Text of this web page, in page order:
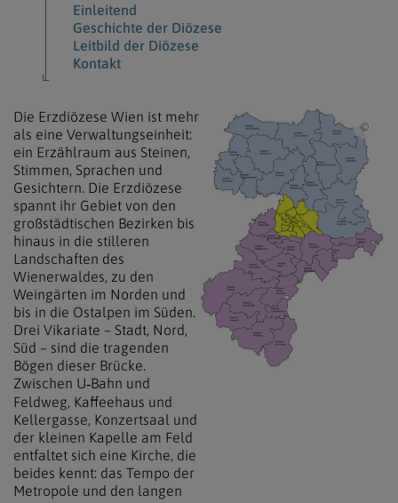
Einleitend
Geschichte der Diözese
Leitbild der Diözese
Kontakt
Die Erzdiözese Wien ist mehr
als eine Verwaltungseinheit:
ein Erzählraum aus Steinen,
Stimmen, Sprachen und
Gesichtern. Die Erzdiözese
spannt ihr Gebiet von den
großstädtischen Bezirken bis
hinaus in die stilleren
Landschaften des
Wienerwaldes, zu den
Weingärten im Norden und
bis in die Ostalpen im Süden.
Drei Vikariate – Stadt, Nord,
Süd – sind die tragenden
Bögen dieser Brücke.
Zwischen U‑Bahn und
Feldweg, Kaffeehaus und
Kellergasse, Konzertsaal und
der kleinen Kapelle am Feld
entfaltet sich eine Kirche, die
beides kennt: das Tempo der
Metropole und den langen